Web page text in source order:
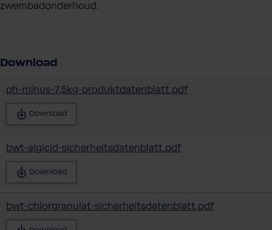
zwembadonderhoud.
Download
ph-minus-7,5kg-produktdatenblatt.pdf
Download
bwt-algicid-sicherheitsdatenblatt.pdf
Download
bwt-chlorgranulat-sicherheitsdatenblatt.pdf